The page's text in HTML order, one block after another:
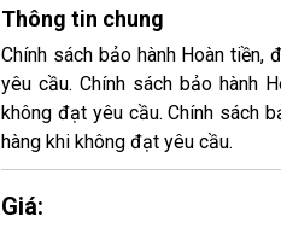
Thông tin chung
Chính sách bảo hành Hoàn tiền,
yêu cầu. Chính sách bảo hành
không đạt yêu cầu. Chính sách
hàng khi không đạt yêu cầu.
Giá: